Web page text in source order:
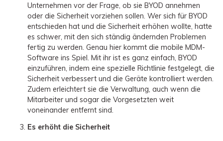
Unternehmen vor der Frage, ob sie BYOD annehmen
oder die Sicherheit vorziehen sollen. Wer sich für BYOD
entschieden hat und die Sicherheit erhöhen wollte, hatte
es schwer, mit den sich ständig ändernden Problemen
fertig zu werden. Genau hier kommt die mobile MDM-
Software ins Spiel. Mit ihr ist es ganz einfach, BYOD
einzuführen, indem eine spezielle Richtlinie festgelegt, die
Sicherheit verbessert und die Geräte kontrolliert werden.
Zudem erleichtert sie die Verwaltung, auch wenn die
Mitarbeiter und sogar die Vorgesetzten weit
voneinander entfernt sind.
Es erhöht die Sicherheit